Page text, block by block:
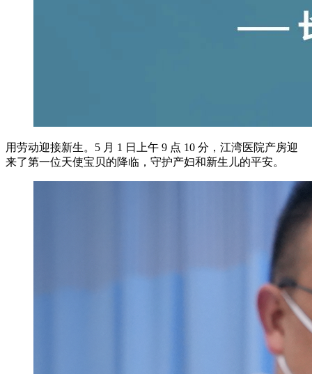
用劳动迎接新生。5 月 1 日上午 9 点 10 分，江湾医院产房迎
来了第一位天使宝贝的降临，守护产妇和新生儿的平安。